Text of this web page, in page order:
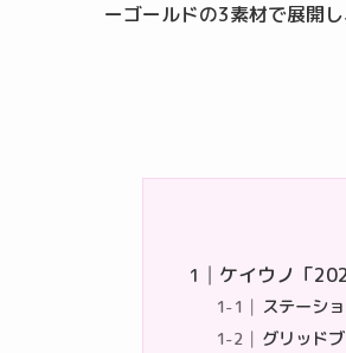
ーゴールドの3素材で展開
ケイウノ「
ステーシ
グリッド